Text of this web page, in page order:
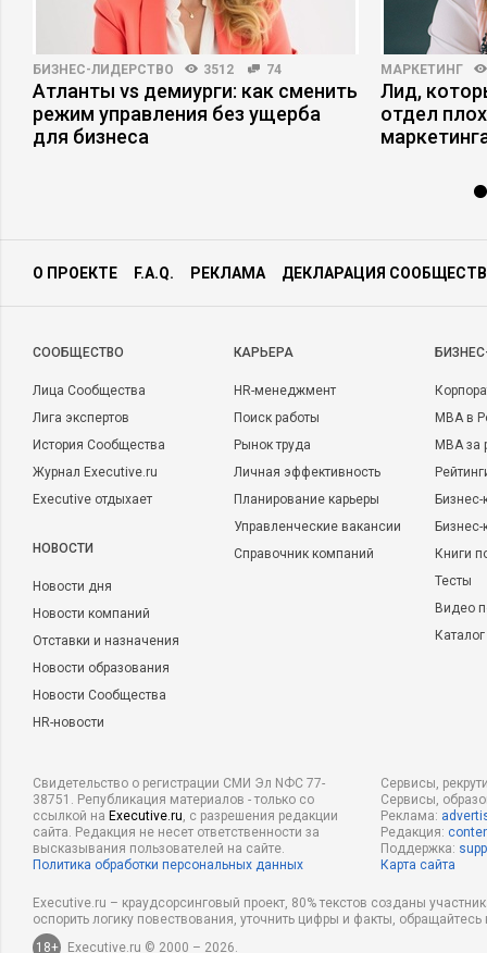
БИЗНЕС-ЛИДЕРСТВО 3512 74
Атланты vs демиурги: как сменить
режим управления без ущерба
для бизнеса
МАРКЕТИНГ
Лид,
отдел
О ПРОЕКТЕ F.A.Q. РЕКЛАМА ДЕКЛАРАЦИЯ
CООБЩЕСТВО
Лица Сообщества
Лига экспертов
История Сообщества
Журнал Executive.ru
Executive отдыхает
НОВОСТИ
Новости дня
Новости компаний
Отставки и назначения
Новости образования
Новости Сообщества
HR-новости
КАРЬЕРА
HR-менеджмент
Поиск работы
Рынок труда
Личная эффективность
Планирование карьеры
Управленческие вакансии
Справочник компаний
MBA в
MBA
Бизнес-
Книги
Тесты
Видео
Свидетельство о регистрации СМИ Эл NФС 77-
38751. Републикация материалов - только со
ссылкой на Executive.ru, с разрешения редакции
сайта. Редакция не несет ответственности за
высказывания пользователей на сайте.
Политика обработки персональных данных
Сервисы,
Сервисы,
Реклама:
Редакция:
Поддержка:
Карта сайта
Executive.ru – краудсорсинговый проект, 80% текстов созданы
оспорить логику повествования, уточнить цифры и факты,
18+
Executive.ru © 2000 – 2026.